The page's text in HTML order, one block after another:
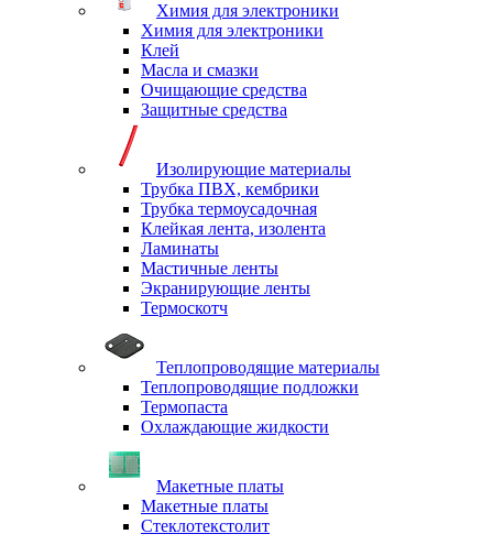
Химия для электроники
Химия для электроники
Клей
Масла и смазки
Очищающие средства
Защитные средства
Изолирующие материалы
Трубка ПВХ, кембрики
Трубка термоусадочная
Клейкая лента, изолента
Ламинаты
Мастичные ленты
Экранирующие ленты
Термоскотч
Теплопроводящие материалы
Теплопроводящие подложки
Термопаста
Охлаждающие жидкости
Макетные платы
Макетные платы
Стеклотекстолит